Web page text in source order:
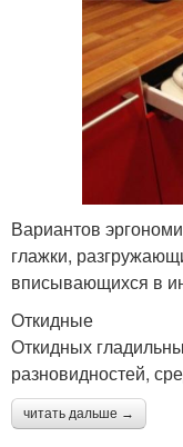
Вариантов
глажки,
вписывающихся в
Откидные
Откидных
разновидностей,
читать дальше →